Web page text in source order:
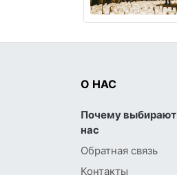
О НАС
Почему выбирают
нас
Обратная связь
Контакты